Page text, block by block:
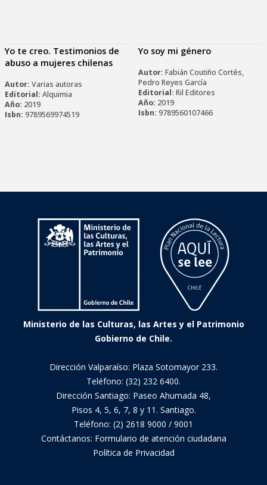
Yo te creo. Testimonios de
abuso a mujeres chilenas
Autor: Varias autoras
Editorial: Alquimia
Año: 2019
Isbn: 9789569974519
Yo soy mi género
Autor: Fabián Coutiño Cortés,
Pedro Reyes García
Editorial: Ril Editores
Año: 2019
Isbn: 9789560107466
Ministerio de las Culturas, las Artes y el Patrimonio
Gobierno de Chile.
Dirección Valparaíso: Plaza Sotomayor 233.
Teléfono: (32) 232 6400.
Dirección Santiago: Paseo Ahumada 48,
Pisos 4, 5, 6, 7, 8 y 11. Santiago.
Teléfono: (2) 2618 9000 / 9001
Contáctanos: Formulario de atención ciudadana
Política de Privacidad